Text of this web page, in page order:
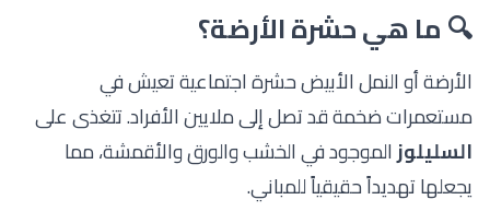
🔍 ما هي حشرة الأرضة؟
الأرضة أو النمل الأبيض حشرة اجتماعية تعيش في
مستعمرات ضخمة قد تصل إلى ملايين الأفراد. تتغذى على
السليلوزالموجود في الخشب والورق والأقمشة، مما
يجعلها تهديداً حقيقياً للمباني.